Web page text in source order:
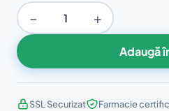
− +
Adaugă
SSL Securizat
Farmacie